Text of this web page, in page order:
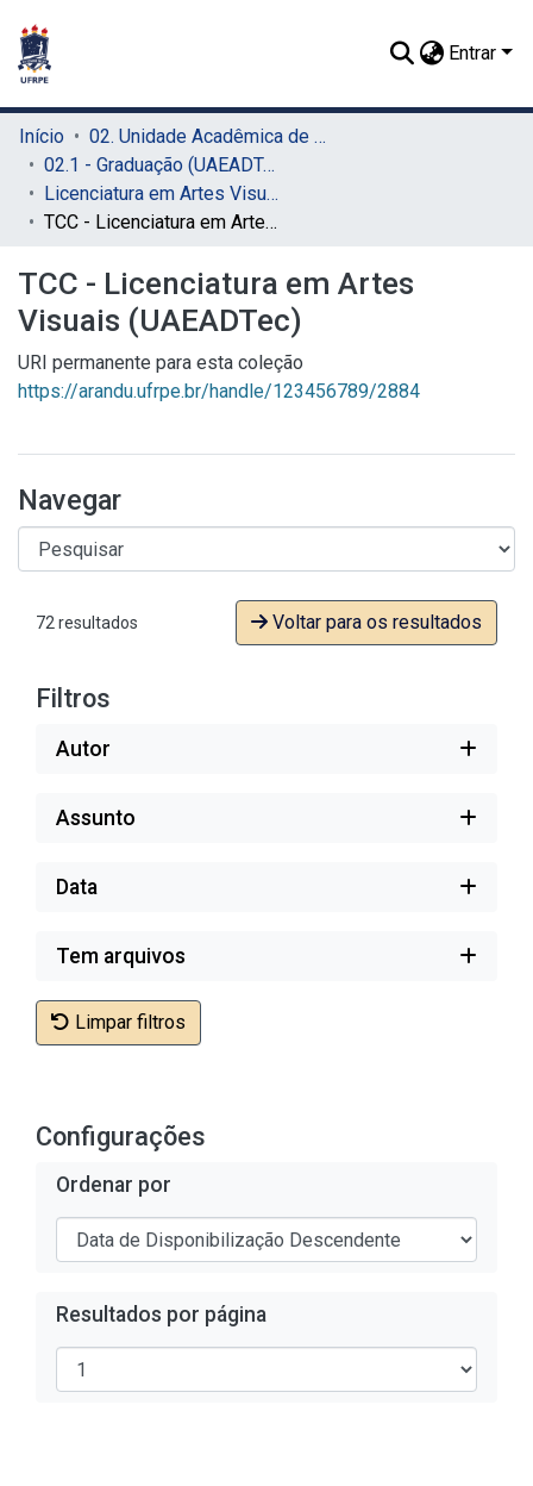
Entrar
Início
02. Unidade Acadêmica de Educação a Distância e Tecnologia (UAEADTec)
02.1 - Graduação (UAEADTec)
Licenciatura em Artes Visuais (UAEADTec)
TCC - Licenciatura em Artes Visuais (UAEADTec)
TCC - Licenciatura em Artes
Visuais (UAEADTec)
URI permanente para esta coleção
https://arandu.ufrpe.br/handle/123456789/2884
Navegar
72 resultados Voltar para os resultados
Filtros
Autor
Assunto
Data
Tem arquivos
Limpar filtros
Configurações
Ordenar por
Resultados por página